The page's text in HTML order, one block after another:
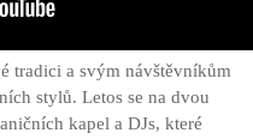
tradici a svým návštěvníkům
stylů. Letos se na dvou
kapel a DJs, které